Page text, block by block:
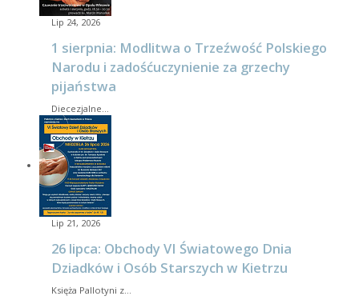
Lip 24, 2026
1 sierpnia: Modlitwa o Trzeźwość Polskiego
Narodu i zadośćuczynienie za grzechy
pijaństwa
Diecezjalne…
Lip 21, 2026
26 lipca: Obchody VI Światowego Dnia
Dziadków i Osób Starszych w Kietrzu
Księża Pallotyni z…